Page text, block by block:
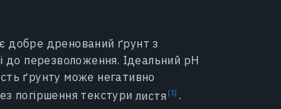
добре дренований ґрунт з
до перезволоження. Ідеальний pH
ґрунту може негативно
погіршення текстури листя
.